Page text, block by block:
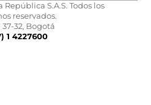
S.A.S. Todos los
reservados.
37-32, Bogotá
1 4227600